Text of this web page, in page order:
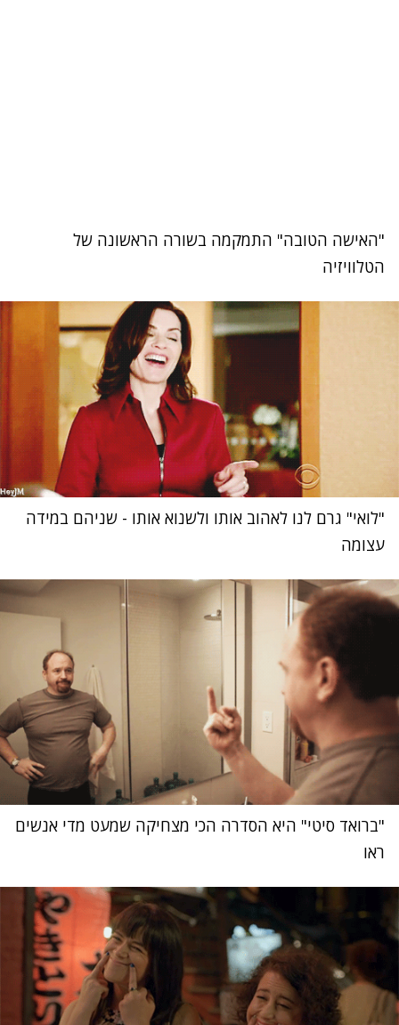
"האישה הטובה" התמקמה בשורה הראשונה של
הטלוויזיה
"לואי" גרם לנו לאהוב אותו ולשנוא אותו - שניהם במידה
עצומה
"ברואד סיטי" היא הסדרה הכי מצחיקה שמעט מדי אנשים
ראו